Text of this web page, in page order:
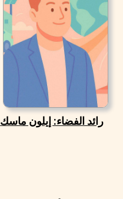
رائد الفضاء: إيلون ماسك